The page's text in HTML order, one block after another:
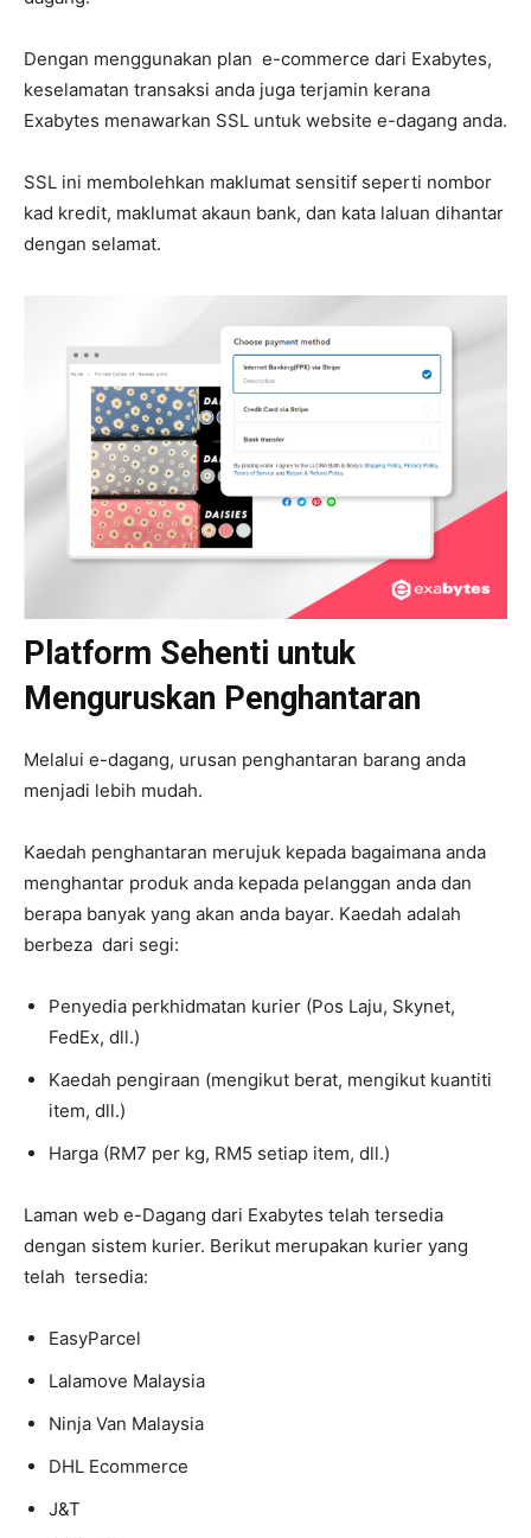
Dengan menggunakan plan e-commerce dari Exabytes,
keselamatan transaksi anda juga terjamin kerana
Exabytes menawarkan SSL untuk website e-dagang anda.
SSL ini membolehkan maklumat sensitif seperti nombor
kad kredit, maklumat akaun bank, dan kata laluan dihantar
dengan selamat.
Platform Sehenti untuk
Menguruskan Penghantaran
Melalui e-dagang, urusan penghantaran barang anda
menjadi lebih mudah.
Kaedah penghantaran merujuk kepada bagaimana anda
menghantar produk anda kepada pelanggan anda dan
berapa banyak yang akan anda bayar. Kaedah adalah
berbeza dari segi:
Penyedia perkhidmatan kurier (Pos Laju, Skynet,
FedEx, dll.)
Kaedah pengiraan (mengikut berat, mengikut kuantiti
item, dll.)
Harga (RM7 per kg, RM5 setiap item, dll.)
Laman web e-Dagang dari Exabytes telah tersedia
dengan sistem kurier. Berikut merupakan kurier yang
telah tersedia:
EasyParcel
Lalamove Malaysia
Ninja Van Malaysia
DHL Ecommerce
J&T